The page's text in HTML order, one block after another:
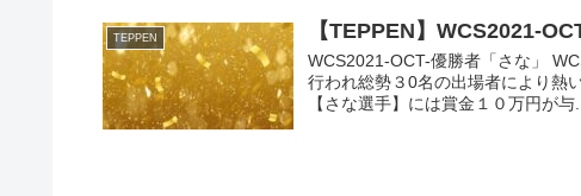
TEPPEN 【TEPPEN】WCS2021-
WCS2021-OCT-優勝者「さな」
行われ総勢３0名の出場者により熱
【さな選手】には賞金１０万円が与...